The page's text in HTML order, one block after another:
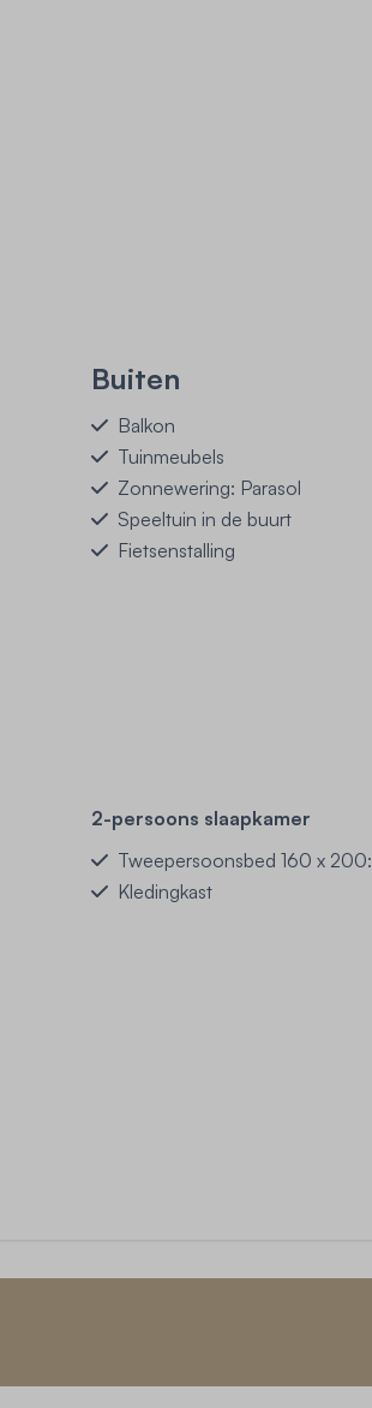
Buiten
Balkon
Tuinmeubels
Zonnewering: Parasol
Speeltuin in de buurt
Fietsenstalling
2-persoons slaapkamer
Tweepersoonsbed 160 x 200:
Kledingkast